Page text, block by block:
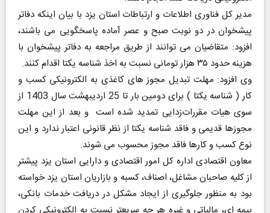
مدیر کل فناوری اطلاعات و ارتباطات استان یزد با بیان اینکه دفاتر
پیشخوان در دو نوبت صبح و عصر آماده پاسخگویی می باشند،
افزود: متقاضیان می توانند از طریق مراجعه به دفاتر پیشخوان با
هزینه حدود ۳۵ هزار تومانی نسبت به اخذ شناسه یکتا اقدام کنند.
وی افزود: مهلت تبدیل مجوز های کاغذی به الکترونیکی کسب و
کار ( شناسه یکتا ) برای دومین بار تا 25 اردیبهشت سال 1403 از
سوی هیات مقررات‌زدایی تمدید شده است و بعد از این مهلت
مجوزها قدیمی و فاقد شناسه یکتا از نظر قانونی اعتبار ندارد و این
نوع کسب و کارها فاقد مجوز محسوب می شوند.
معاون اقتصادی اداره کل امور اقتصادی و دارایی استان یزد پیشتر
از کلیه صاحبان مشاغل، اصناف، کسبه و بازاریان استان یزد خواسته
بود به منظور جلوگیری از ایجاد مشکل در دریافت خدمات بانکی،